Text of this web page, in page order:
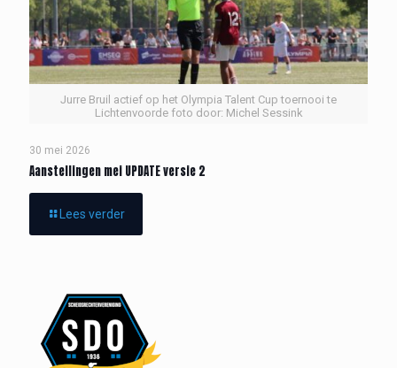
Jurre Bruil actief op het Olympia Talent Cup toernooi te
Lichtenvoorde foto door: Michel Sessink
30 mei 2026
Aanstellingen mei UPDATE versie 2
Lees verder